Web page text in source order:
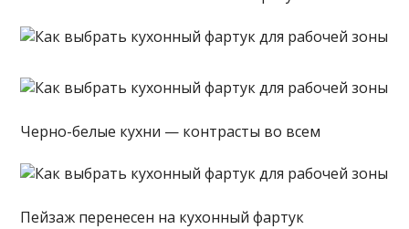
Черно-белые кухни — контрасты во всем
Пейзаж перенесен на кухонный фартук